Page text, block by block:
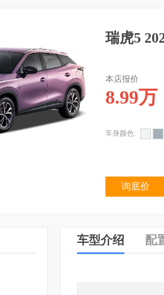
瑞虎5
本店报价
8.99万
车身颜色:
询底价
车型介绍 配